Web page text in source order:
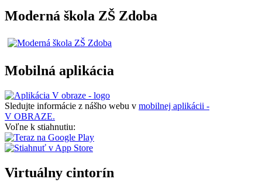
Moderná škola ZŠ Zdoba
Mobilná aplikácia
Sledujte informácie z nášho webu v mobilnej aplikácii -
V OBRAZE.
Voľne k stiahnutiu:
Virtuálny cintorín